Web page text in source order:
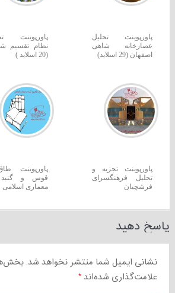
پاورپوینت تحلیل
عصارخانه شاهی
اصفهان (29 اسلاید)
پاورپوینت
نظام تقسیم
(20 اسلاید )
پاورپوینت تجزیه و
تحلیل فرهنگسرای
فرشچیان
پاورپوینت
قوس و گنبد
معماری اسلامی
پاسخ دهید
نشانی ایمیل شما منتشر نخواهد شد.
علامت‌گذاری شده‌اند *